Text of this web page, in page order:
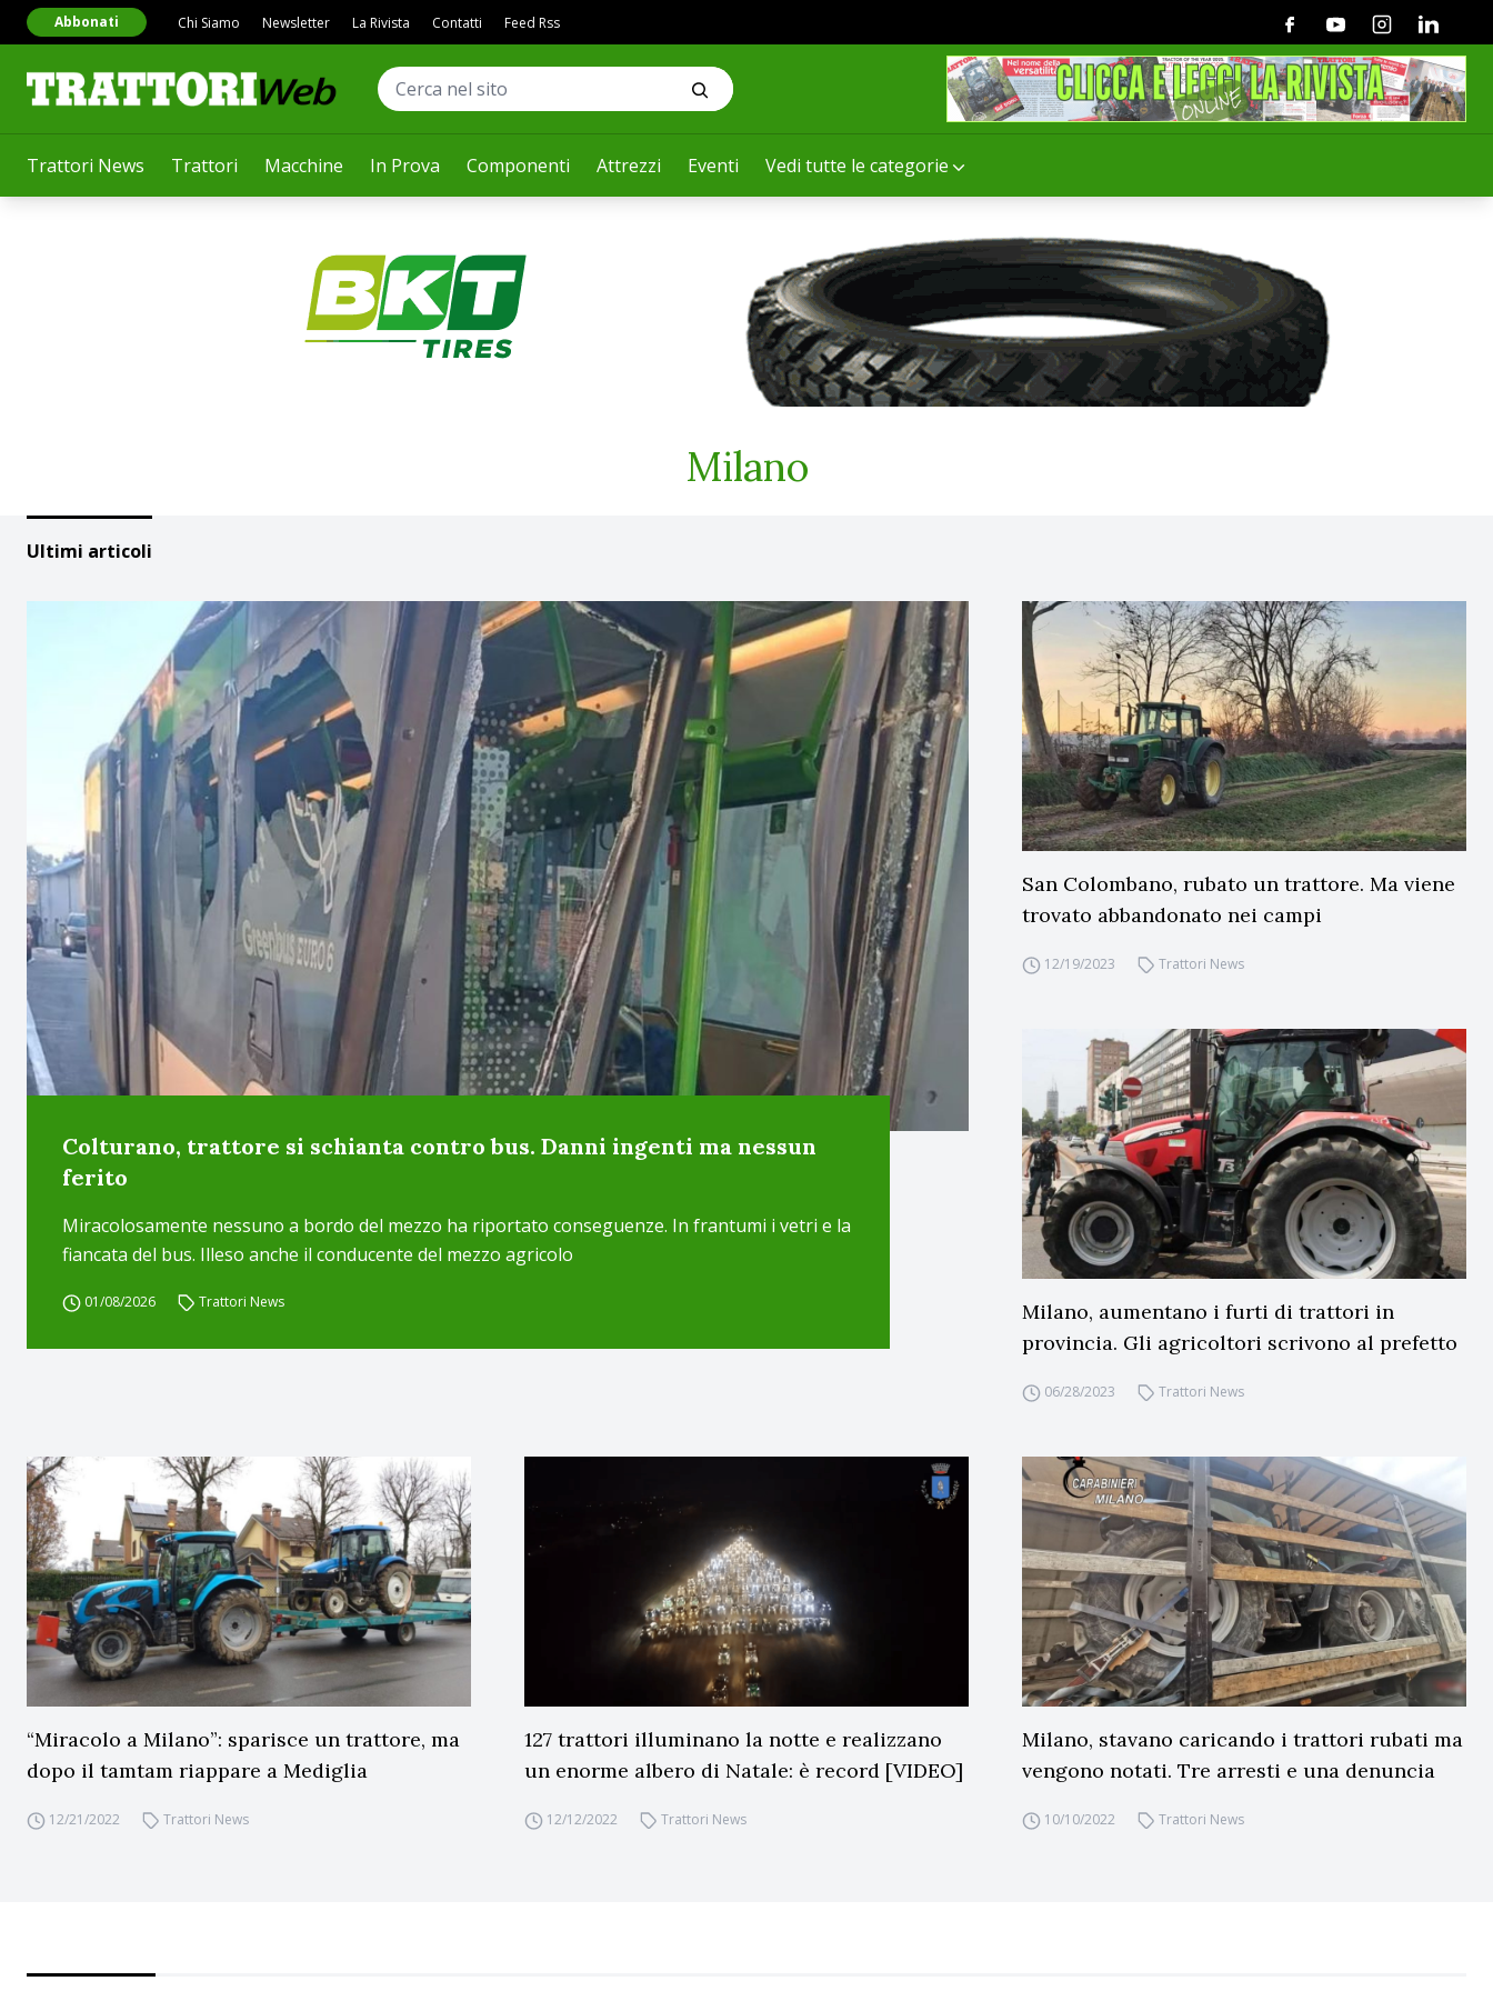
Trattori News Trattori Macchine In Prova Componenti Attrezzi Eventi Vedi tutte le categorie
Abbonati Chi Siamo Newsletter La Rivista Contatti Feed Rss FacebookYoutubeInstagramLinkedin
Milano
Ultimi articoli
Colturano, trattore si schianta contro bus. Danni ingenti ma nessun
ferito
Miracolosamente nessuno a bordo del mezzo ha riportato conseguenze. In frantumi i vetri e la
fiancata del bus. Illeso anche il conducente del mezzo agricolo
01/08/2026 Trattori News
San Colombano, rubato un trattore. Ma viene
trovato abbandonato nei campi
12/19/2023 Trattori News
Milano, aumentano i furti di trattori in
provincia. Gli agricoltori scrivono al prefetto
06/28/2023 Trattori News
“Miracolo a Milano”: sparisce un trattore, ma
dopo il tamtam riappare a Mediglia
12/21/2022 Trattori News
127 trattori illuminano la notte e realizzano
un enorme albero di Natale: è record [VIDEO]
12/12/2022 Trattori News
Milano, stavano caricando i trattori rubati ma
vengono notati. Tre arresti e una denuncia
10/10/2022 Trattori News